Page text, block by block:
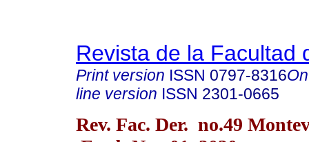
Revista de la Facultad
Print version ISSN 0797-8316
line version ISSN 2301-0665
Rev. Fac. Der. no.49